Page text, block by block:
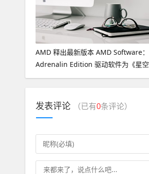
AMD 释出最新版本 AMD Software：
Adrenalin Edition 驱动软件为《星空
Starfield》带来效能提升
发表评论 （已有0条评论）